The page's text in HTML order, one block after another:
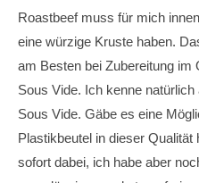
Roastbeef muss für mich
eine würzige Kruste haben.
am Besten bei Zubereitung im
Sous Vide. Ich kenne
Sous Vide. Gäbe es eine
Plastikbeutel in dieser
sofort dabei, ich habe aber